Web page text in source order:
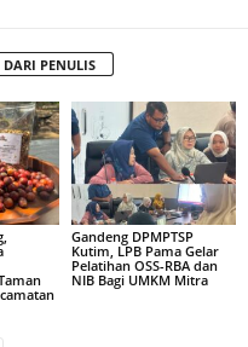
DARI PENULIS
Gandeng DPMPTSP
Kutim, LPB Pama Gelar
Pelatihan OSS-RBA dan
NIB Bagi UMKM Mitra